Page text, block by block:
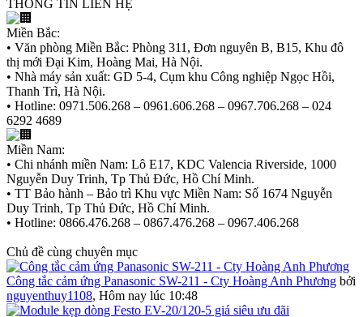
THÔNG TIN LIÊN HỆ
Miền Bắc:
• Văn phòng Miền Bắc: Phòng 311, Đơn nguyên B, B15, Khu đô
thị mới Đại Kim, Hoàng Mai, Hà Nội.
• Nhà máy sản xuất: GD 5-4, Cụm khu Công nghiệp Ngọc Hồi,
Thanh Trì, Hà Nội.
• Hotline: 0971.506.268 – 0961.606.268 – 0967.706.268 – 024
6292 4689
Miền Nam:
• Chi nhánh miền Nam: Lô E17, KDC Valencia Riverside, 1000
Nguyễn Duy Trinh, Tp Thủ Đức, Hồ Chí Minh.
• TT Bảo hành – Bảo trì Khu vực Miền Nam: Số 1674 Nguyễn
Duy Trinh, Tp Thủ Đức, Hồ Chí Minh.
• Hotline: 0866.476.268 – 0867.476.268 – 0967.406.268
Chủ đề cùng chuyên mục
Công tắc cảm ứng Panasonic SW-211 - Cty Hoàng Anh Phương bởi
nguyenthuy1108, Hôm nay lúc 10:48